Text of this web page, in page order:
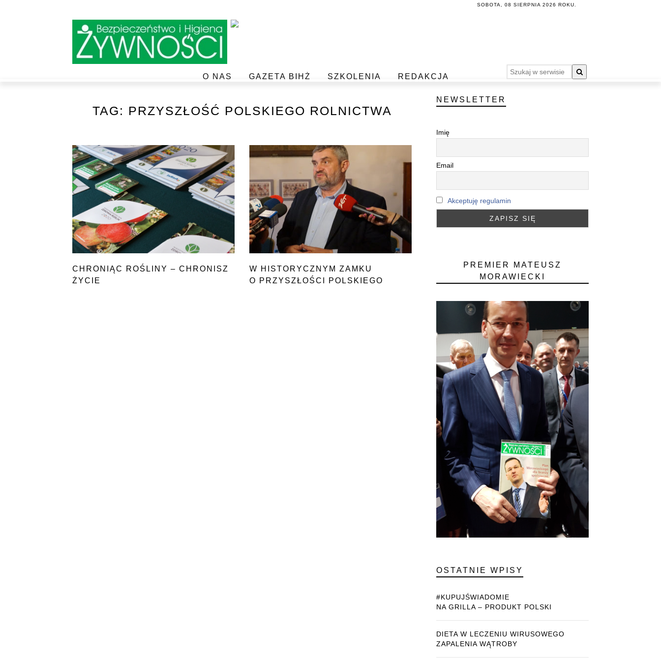
SOBOTA, 08 SIERPNIA 2026 ROKU.
O NAS GAZETA BIHŻ SZKOLENIA REDAKCJA
TAG: PRZYSZŁOŚĆ POLSKIEGO ROLNICTWA
CHRONIĄC ROŚLINY – CHRONISZ
ŻYCIE
W HISTORYCZNYM ZAMKU
O PRZYSZŁOŚCI POLSKIEGO
NEWSLETTER
Imię
Email
Akceptuję regulamin
PREMIER MATEUSZ
MORAWIECKI
OSTATNIE WPISY
#KUPUJŚWIADOMIE
NA GRILLA – PRODUKT POLSKI
DIETA W LECZENIU WIRUSOWEGO
ZAPALENIA WĄTROBY